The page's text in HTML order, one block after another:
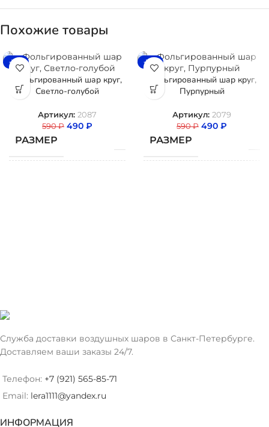
Похожие товары
-17%
Фольгированный шар круг,
Светло-голубой
Артикул: 2087
590₽ 490 ₽
РАЗМЕР
-17%
Фольгированный шар круг,
Пурпурный
Артикул: 2079
590₽ 490 ₽
РАЗМЕР
Служба доставки воздушных шаров в Санкт-Петербурге.
Доставляем ваши заказы 24/7.
Телефон: +7 (921) 565-85-71
Email: lera1111@yandex.ru
ИНФОРМАЦИЯ